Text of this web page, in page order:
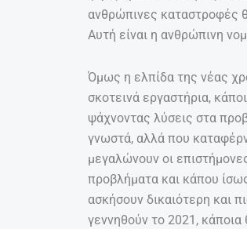
ανθρώπινες καταστροφές
Αυτή είναι η ανθρώπινη
Όμως η ελπίδα της νέας
σκοτεινά εργαστήρια,
ψάχνοντας λύσεις στα
γνωστά, αλλά που
μεγαλώνουν οι
προβλήματα και κάπου
ασκήσουν δικαιότερη και
γεννηθούν το 2021,